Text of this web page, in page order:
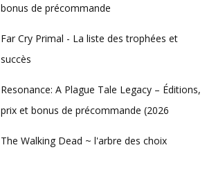
bonus de précommande
Far Cry Primal - La liste des trophées et
succès
Resonance: A Plague Tale Legacy – Éditions,
prix et bonus de précommande (2026
The Walking Dead ~ l'arbre des choix